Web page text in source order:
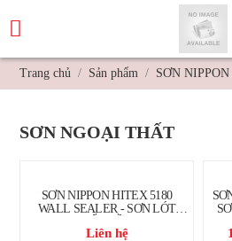
Trang chủ Sản phẩm SƠN NIPPON
SƠN NGOẠI THẤT
SƠN NIPPON HITEX 5180
WALL SEALER - SƠN LÓT
Liên hệ